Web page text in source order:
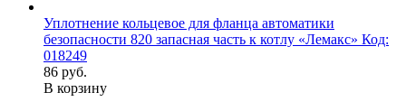
Уплотнение кольцевое для фланца автоматики
безопасности 820 запасная часть к котлу «Лемакс» Код:
018249
86 руб.
В корзину